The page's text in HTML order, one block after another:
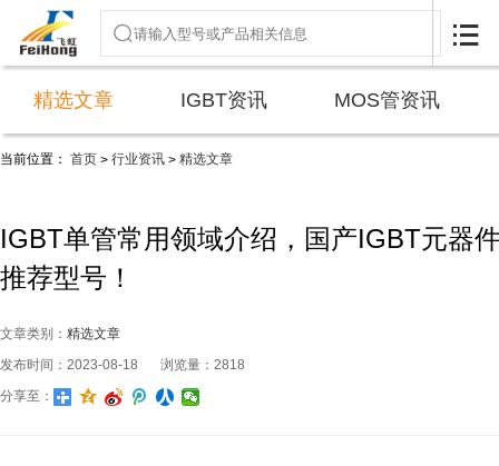

精选文章 IGBT资讯 MOS管资讯
当前位置： 首页 > 行业资讯 > 精选文章
IGBT单管常用领域介绍，国产IGBT元器
推荐型号！
文章类别： 精选文章
发布时间：2023-08-18
浏览量：2818
分享至：